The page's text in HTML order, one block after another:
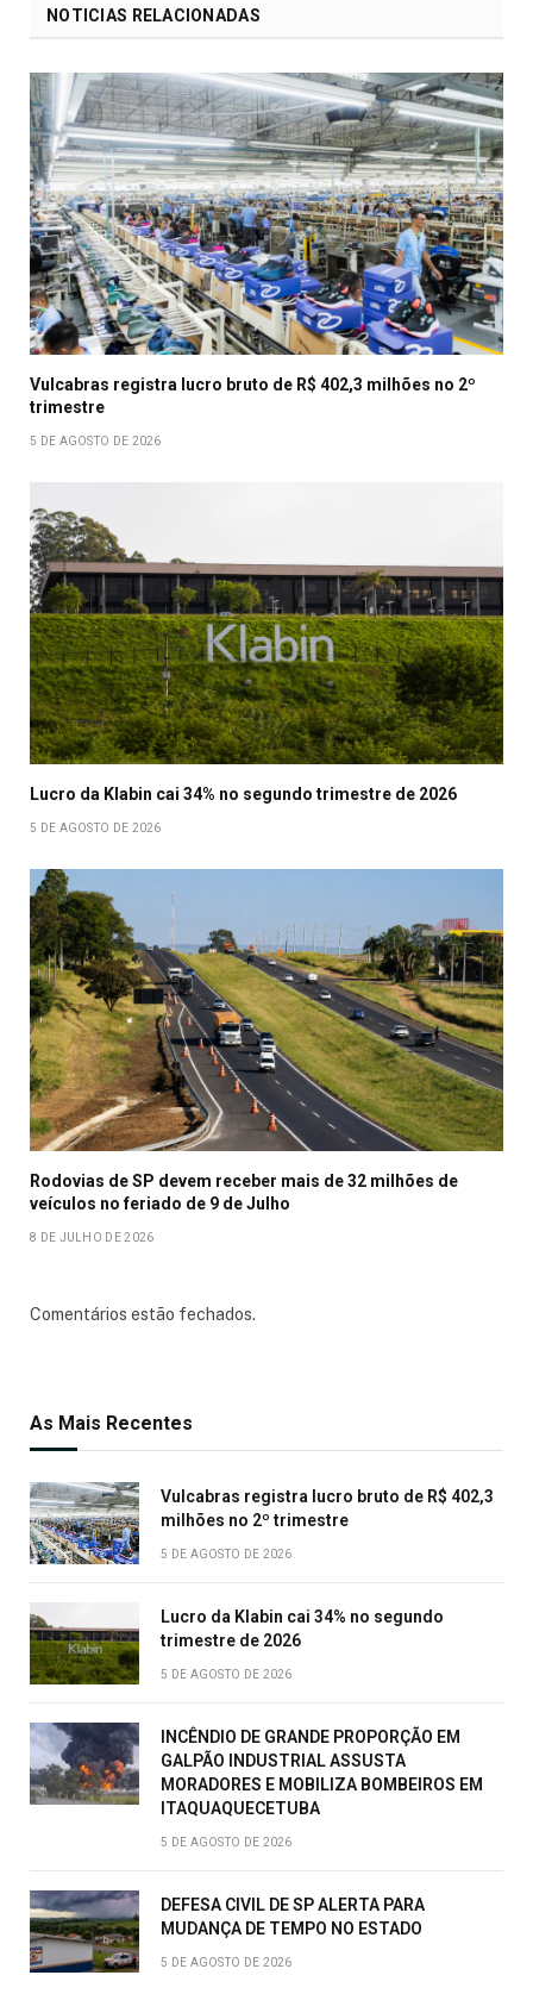
NOTICIAS RELACIONADAS
Vulcabras registra lucro bruto de R$ 402,3 milhões no 2º
trimestre
5 DE AGOSTO DE 2026
Lucro da Klabin cai 34% no segundo trimestre de 2026
5 DE AGOSTO DE 2026
Rodovias de SP devem receber mais de 32 milhões de
veículos no feriado de 9 de Julho
8 DE JULHO DE 2026
Comentários estão fechados.
As Mais Recentes
Vulcabras registra lucro bruto de R$ 402,3
milhões no 2º trimestre
5 DE AGOSTO DE 2026
Lucro da Klabin cai 34% no segundo
trimestre de 2026
5 DE AGOSTO DE 2026
INCÊNDIO DE GRANDE PROPORÇÃO EM
GALPÃO INDUSTRIAL ASSUSTA
MORADORES E MOBILIZA BOMBEIROS EM
ITAQUAQUECETUBA
5 DE AGOSTO DE 2026
DEFESA CIVIL DE SP ALERTA PARA
MUDANÇA DE TEMPO NO ESTADO
5 DE AGOSTO DE 2026